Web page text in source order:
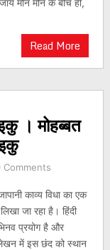
मौन मौन के बीच ही,
Read More
। मोहब्बत
Comments
काव्य विधा का एक
जा रहा है। हिंदी
प्रयोग है और
में इस छंद को स्थान